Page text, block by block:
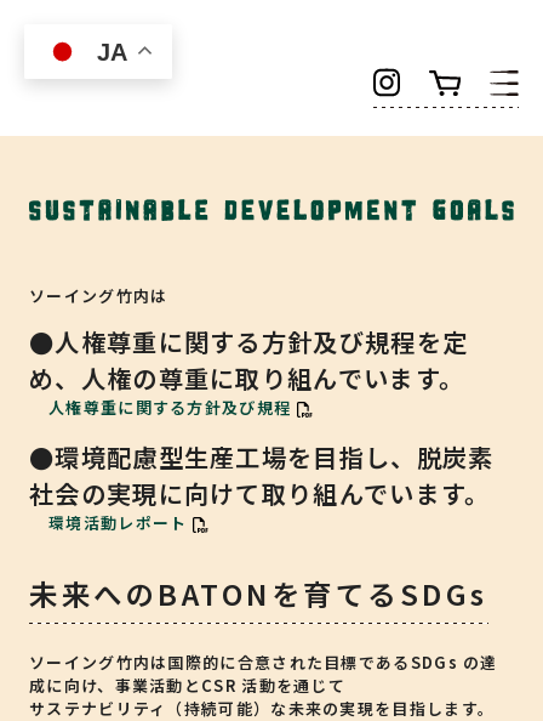
ソーイング竹内は
●人権尊重に関する方針及び規程を定
め、人権の尊重に取り組んでいます。
人権尊重に関する方針及び規程
●環境配慮型生産工場を目指し、脱炭素
社会の実現に向けて取り組んでいます。
環境活動レポート
未来へのBATONを育てるSDGs
ソーイング竹内は国際的に合意された目標であるSDGs の達
成に向け、事業活動とCSR 活動を通じて
サステナビリティ（持続可能）な未来の実現を目指します。
JA